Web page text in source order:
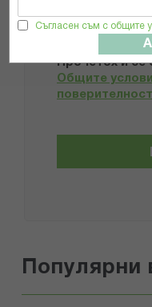
Съгласен съм с общите
Препоръчвам
Прочетох и се
Общите
поверителност
Популярни